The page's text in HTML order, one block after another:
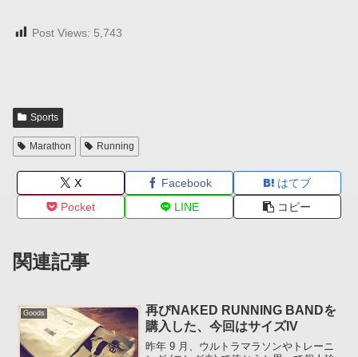
Post Views: 5,743
Sports
Marathon Running
X Facebook
はてブ
Pocket
LINE コピー
関連記事
Goods
再びNAKED RUNNING BANDを
購入した、今回はサイズIV
昨年 9 月、ウルトラマラソンやトレーニ